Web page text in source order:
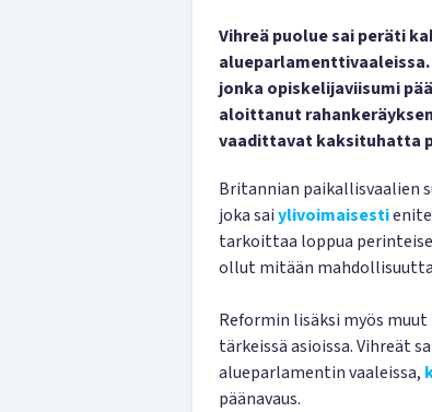
Vihreä puolue sai peräti
jonka opiskelijaviisumi
aloittanut
vaadittavat kaksituhatta
Britannian paikallisvaalien
joka saiylivoimaisesti
tarkoittaa loppua
ollut mitään
Reformin lisäksi myös
tärkeissä asioissa. Vihreät
alueparlamentin vaaleissa,
päänavaus.